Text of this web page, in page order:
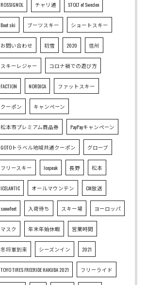
ROSSIGNOL チャリ通 STOLT of Sweden
Boot ski ブーツスキー ショートスキー
お問い合わせ 初雪 2020 信州
スキーレジャー コロナ禍での遊び方
FACTION NORDICA ファットスキー
クーポン キャンペーン
松本市プレミアム商品券 PayPayキャンペーン
GOTOトラベル地域共通クーポン グローブ
フリースキー Icepeak 長野 松本
ICELANTIC オールマウンテン CM放送
snowfeet 入荷待ち スキー場 ヨーロッパ
マスク 年末年始休暇 営業時間
冬将軍到来 シーズンイン 2021
TOYO TIRES FREERIDE HAKUBA 2021 フリーライド